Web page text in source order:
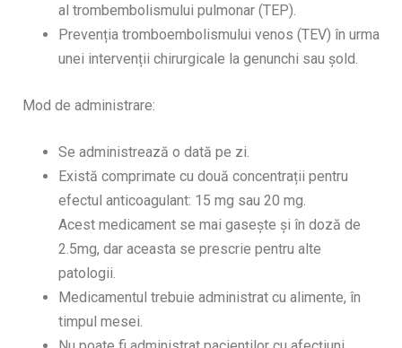
al trombembolismului pulmonar (TEP).
Prevenția tromboembolismului venos (TEV) în urma
unei intervenții chirurgicale la genunchi sau șold.
Mod de administrare:
Se administrează o dată pe zi.
Există comprimate cu două concentrații pentru
efectul anticoagulant: 15 mg sau 20 mg.
Acest medicament se mai gasește și în doză de
2.5mg, dar aceasta se prescrie pentru alte
patologii.
Medicamentul trebuie administrat cu alimente, în
timpul mesei.